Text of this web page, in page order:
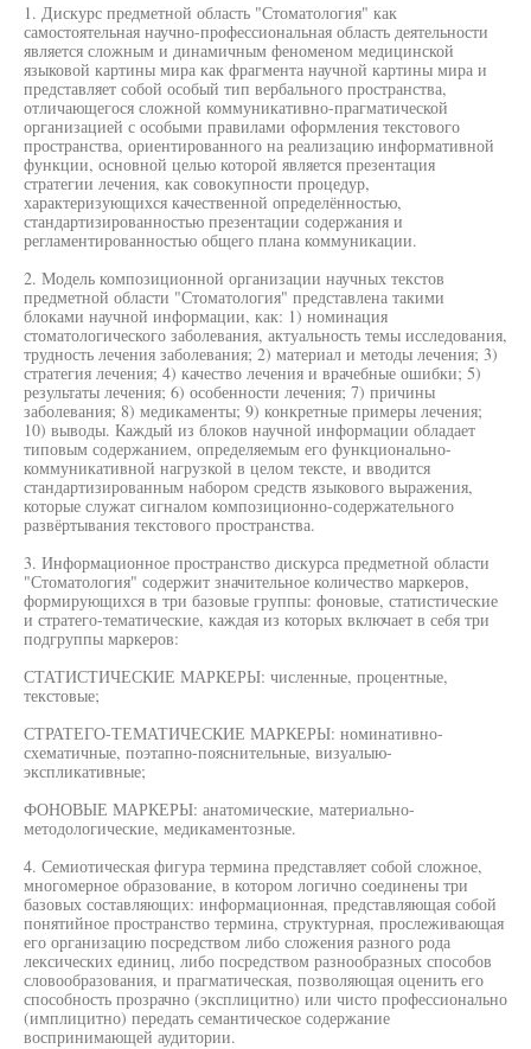
1. Дискурс предметной область "Стоматология" как
самостоятельная научно-профессиональная область деятельности
является сложным и динамичным феноменом медицинской
языковой картины мира как фрагмента научной картины мира и
представляет собой особый тип вербального пространства,
отличающегося сложной коммуникативно-прагматической
организацией с особыми правилами оформления текстового
пространства, ориентированного на реализацию информативной
функции, основной целью которой является презентация
стратегии лечения, как совокупности процедур,
характеризующихся качественной определённостью,
стандартизированностью презентации содержания и
регламентированностью общего плана коммуникации.
2. Модель композиционной организации научных текстов
предметной области "Стоматология" представлена такими
блоками научной информации, как: 1) номинация
стоматологического заболевания, актуальность темы исследования,
трудность лечения заболевания; 2) материал и методы лечения; 3)
стратегия лечения; 4) качество лечения и врачебные ошибки; 5)
результаты лечения; 6) особенности лечения; 7) причины
заболевания; 8) медикаменты; 9) конкретные примеры лечения;
10) выводы. Каждый из блоков научной информации обладает
типовым содержанием, определяемым его функционально-
коммуникативной нагрузкой в целом тексте, и вводится
стандартизированным набором средств языкового выражения,
которые служат сигналом композиционно-содержательного
развёртывания текстового пространства.
3. Информационное пространство дискурса предметной области
"Стоматология" содержит значительное количество маркеров,
формирующихся в три базовые группы: фоновые, статистические
и стратего-тематические, каждая из которых включает в себя три
подгруппы маркеров:
СТАТИСТИЧЕСКИЕ МАРКЕРЫ: численные, процентные,
текстовые;
СТРАТЕГО-ТЕМАТИЧЕСКИЕ МАРКЕРЫ: номинативно-
схематичные, поэтапно-пояснительные, визуалыю-
экспликативные;
ФОНОВЫЕ МАРКЕРЫ: анатомические, материально-
методологические, медикаментозные.
4. Семиотическая фигура термина представляет собой сложное,
многомерное образование, в котором логично соединены три
базовых составляющих: информационная, представляющая собой
понятийное пространство термина, структурная, прослеживающая
его организацию посредством либо сложения разного рода
лексических единиц, либо посредством разнообразных способов
словообразования, и прагматическая, позволяющая оценить его
способность прозрачно (эксплицитно) или чисто профессионально
(имплицитно) передать семантическое содержание
воспринимающей аудитории.